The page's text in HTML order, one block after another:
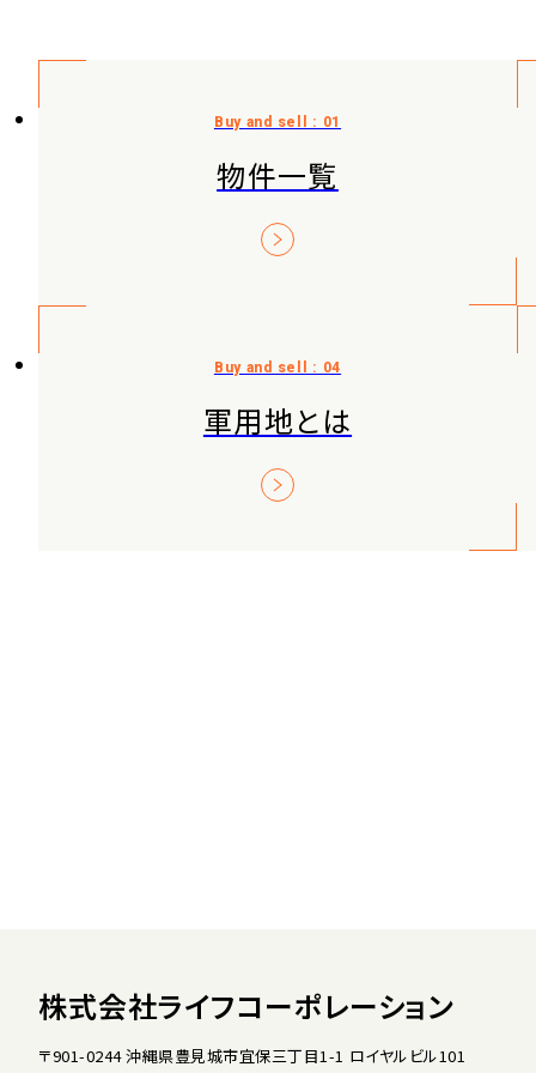
物件一覧
軍用地とは
株式会社ライフコーポレーション
〒901-0244 沖縄県豊見城市宜保三丁目1-1 ロイヤルビル101